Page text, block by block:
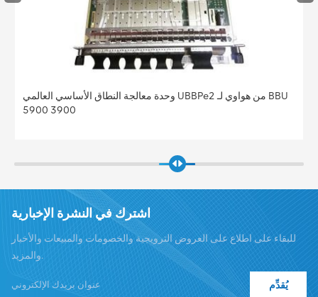
وحدة معالجة النطاق الأساسي العالمي UBBPe2 من هواوي لـ BBU
5900 3900
اشترك في النشرة الإخبارية
للبقاء على اطلاع على العروض الترويجية والخصومات والمبيعات والأخبار
والمزيد.
يُقدِّم